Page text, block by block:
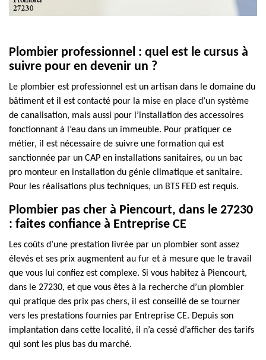
Plombier professionnel : quel est le cursus à
suivre pour en devenir un ?
Le plombier est professionnel est un artisan dans le domaine du
bâtiment et il est contacté pour la mise en place d’un système
de canalisation, mais aussi pour l’installation des accessoires
fonctionnant à l’eau dans un immeuble. Pour pratiquer ce
métier, il est nécessaire de suivre une formation qui est
sanctionnée par un CAP en installations sanitaires, ou un bac
pro monteur en installation du génie climatique et sanitaire.
Pour les réalisations plus techniques, un BTS FED est requis.
Plombier pas cher à Piencourt, dans le 27230
: faites confiance à Entreprise CE
Les coûts d’une prestation livrée par un plombier sont assez
élevés et ses prix augmentent au fur et à mesure que le travail
que vous lui confiez est complexe. Si vous habitez à Piencourt,
dans le 27230, et que vous êtes à la recherche d’un plombier
qui pratique des prix pas chers, il est conseillé de se tourner
vers les prestations fournies par Entreprise CE. Depuis son
implantation dans cette localité, il n’a cessé d’afficher des tarifs
qui sont les plus bas du marché.